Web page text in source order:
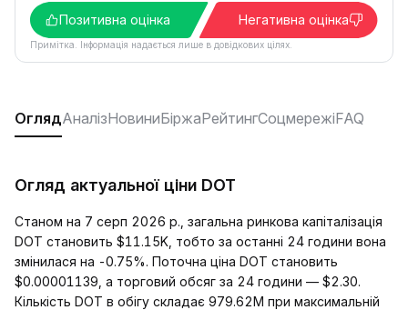
Позитивна оцінка
Негативна оцінка
Примітка. Інформація надається лише в довідкових цілях.
ОглядАналізНовиниБіржаРейтингСоцмережіFAQ
Огляд актуальної ціни DOT
Станом на 7 серп 2026 р., загальна ринкова капіталізація
DOT становить $11.15K, тобто за останні 24 години вона
змінилася на -0.75%. Поточна ціна DOT становить
$0.00001139, а торговий обсяг за 24 години — $2.30.
Кількість DOT в обігу складає 979.62M при максимальній